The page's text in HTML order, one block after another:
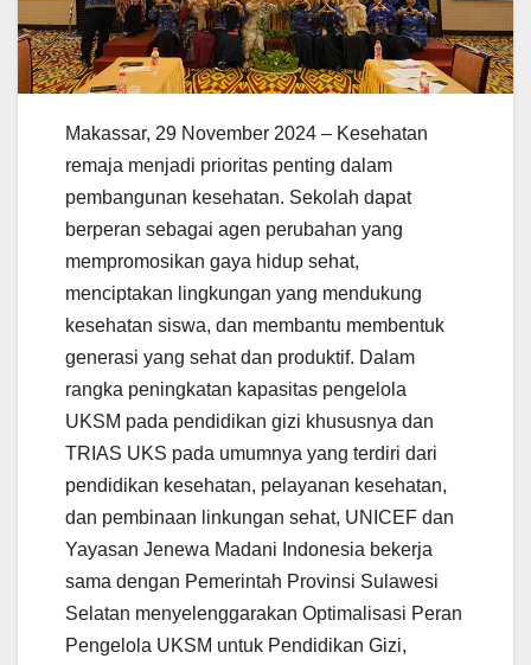
Makassar, 29 November 2024 – Kesehatan
remaja menjadi prioritas penting dalam
pembangunan kesehatan. Sekolah dapat
berperan sebagai agen perubahan yang
mempromosikan gaya hidup sehat,
menciptakan lingkungan yang mendukung
kesehatan siswa, dan membantu membentuk
generasi yang sehat dan produktif. Dalam
rangka peningkatan kapasitas pengelola
UKSM pada pendidikan gizi khususnya dan
TRIAS UKS pada umumnya yang terdiri dari
pendidikan kesehatan, pelayanan kesehatan,
dan pembinaan linkungan sehat, UNICEF dan
Yayasan Jenewa Madani Indonesia bekerja
sama dengan Pemerintah Provinsi Sulawesi
Selatan menyelenggarakan Optimalisasi Peran
Pengelola UKSM untuk Pendidikan Gizi,